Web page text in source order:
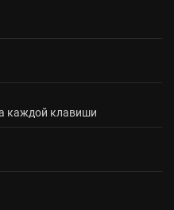
каждой клавиши